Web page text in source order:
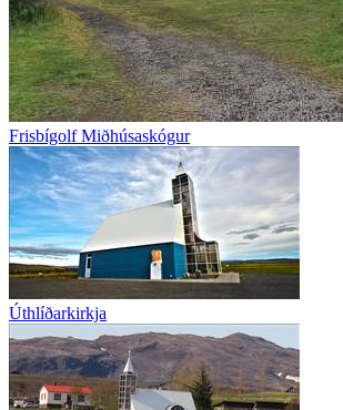
Frisbígolf Miðhúsaskógur
Úthlíðarkirkja